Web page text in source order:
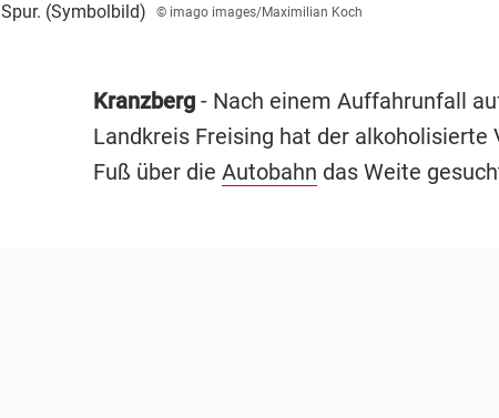
Spur. (Symbolbild)
© imago images/Maximilian Koch
Kranzberg- Nach einem Auffahrunfall
Landkreis Freising hat der alkoholisierte
Fuß über die Autobahn das Weite